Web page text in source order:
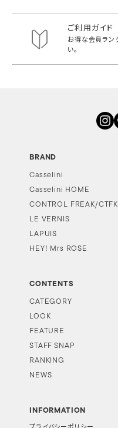
ご利用ガイド
お得な会員ラン
い。
BRAND
Casselini
Casselini HOME
CONTROL FREAK/CTFK
LE VERNIS
LAPUIS
HEY! Mrs ROSE
CONTENTS
CATEGORY
LOOK
FEATURE
STAFF SNAP
RANKING
NEWS
INFORMATION